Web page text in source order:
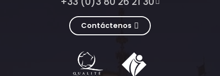
Contáctenos